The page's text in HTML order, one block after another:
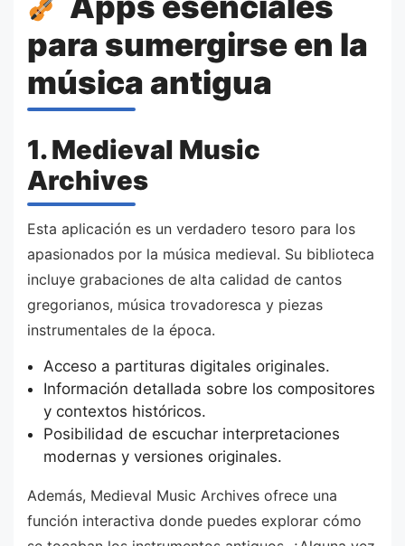
para sumergirse en la
música antigua
1. Medieval Music
Archives
Esta aplicación es un verdadero tesoro para los
apasionados por la música medieval. Su biblioteca
incluye grabaciones de alta calidad de cantos
gregorianos, música trovadoresca y piezas
instrumentales de la época.
Acceso a partituras digitales originales.
Información detallada sobre los compositores
y contextos históricos.
Posibilidad de escuchar interpretaciones
modernas y versiones originales.
Además, Medieval Music Archives ofrece una
función interactiva donde puedes explorar cómo